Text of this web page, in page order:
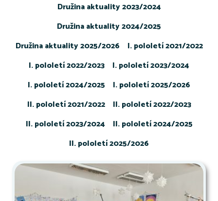
Družina aktuality 2023/2024
Družina aktuality 2024/2025
Družina aktuality 2025/2026
I. pololetí 2021/2022
I. pololetí 2022/2023
I. pololetí 2023/2024
I. pololetí 2024/2025
I. pololetí 2025/2026
II. pololetí 2021/2022
II. pololetí 2022/2023
II. pololetí 2023/2024
II. pololetí 2024/2025
II. pololetí 2025/2026